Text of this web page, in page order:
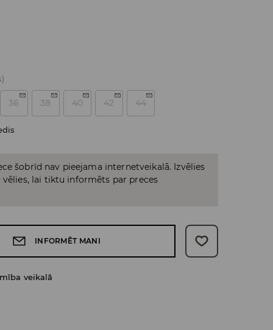
36 38 40 42 44
šobrīd nav pieejama internetveikalā. Izvēlies
vēlies, lai tiktu informēts par preces
INFORMĒT MANI
veikalā